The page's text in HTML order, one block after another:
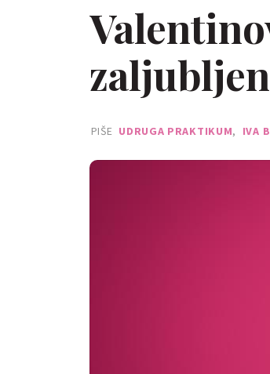
PIŠE UDRUGA PRAKTIKUM, IVA